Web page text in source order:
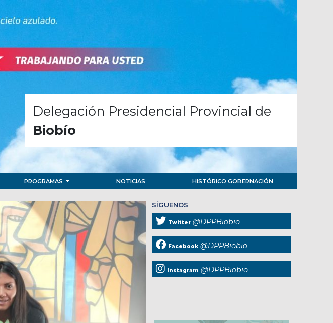
Delegación Presidencial Provincial de
Biobío
PROGRAMAS NOTICIAS HISTÓRICO GOBERNACIÓN
SÍGUENOS
Twitter @DPPBiobio
Facebook @DPPBiobio
Instagram @DPPBiobio